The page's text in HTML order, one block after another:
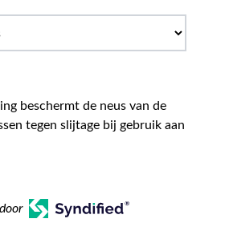
beschermt de neus van de
tegen slijtage bij gebruik aan